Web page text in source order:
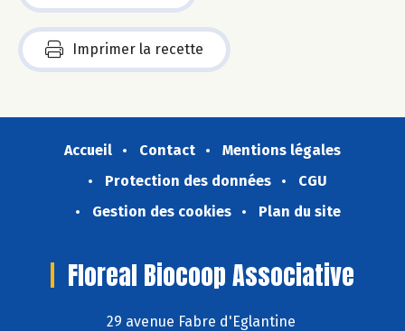
Imprimer la recette
Accueil Contact
Mentions légales
Protection des données
CGU
Gestion des cookies
Plan du site
Floreal Biocoop Associative
29 avenue Fabre d'Eglantine